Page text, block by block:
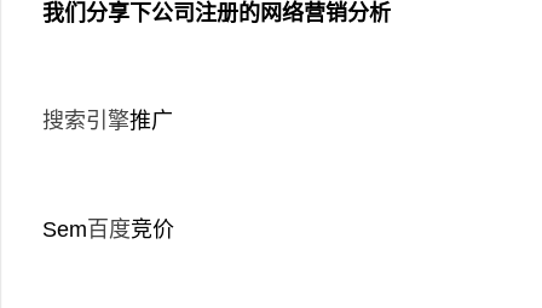
我们分享下公司注册的网络营销分析
搜索引擎推广
Sem 百度竞价